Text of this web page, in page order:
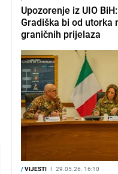
Upozorenje iz UIO
Gradiška bi od utorka
graničnih prijelaza
/VIJESTI I 29.05.26. 16:10